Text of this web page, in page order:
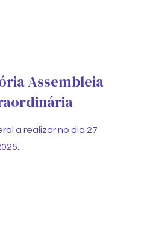
Assembleia
a realizar no dia 27